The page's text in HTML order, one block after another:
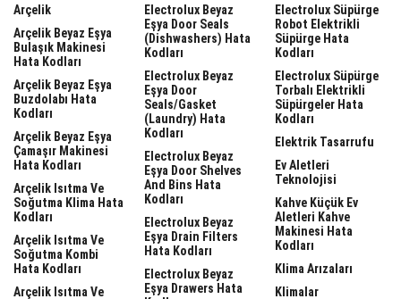
Arçelik
Arçelik Beyaz Eşya
Bulaşık Makinesi
Hata Kodları
Arçelik Beyaz Eşya
Buzdolabı Hata
Kodları
Arçelik Beyaz Eşya
Çamaşır Makinesi
Hata Kodları
Arçelik Isıtma Ve
Soğutma Klima Hata
Kodları
Arçelik Isıtma Ve
Soğutma Kombi
Hata Kodları
Arçelik Isıtma Ve
Electrolux Beyaz
Eşya Door Seals
(dishwashers) Hata
Kodları
Electrolux Beyaz
Eşya Door
Seals/gasket
(laundry) Hata
Kodları
Electrolux Beyaz
Eşya Door Shelves
And Bins Hata
Kodları
Electrolux Beyaz
Eşya Drain Filters
Hata Kodları
Electrolux Beyaz
Eşya Drawers Hata
Electrolux Süpürge
Robot Elektrikli
Süpürge Hata
Kodları
Electrolux Süpürge
Torbalı Elektrikli
Süpürgeler Hata
Kodları
Elektrik Tasarrufu
Ev Aletleri
Teknolojisi
Kahve Küçük Ev
Aletleri Kahve
Makinesi Hata
Kodları
Klima Arızaları
Klimalar